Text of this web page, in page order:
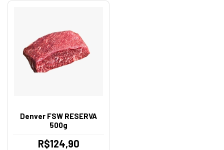
Denver FSW RESERVA
500g
R$124,90